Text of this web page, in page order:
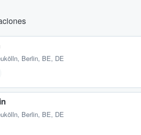
, Berlin, BE, DE
, Berlin, BE, DE